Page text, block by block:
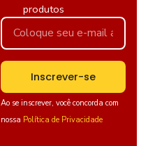
produtos
Inscrever-se
Ao se inscrever, você concorda com
nossa Política de Privacidade